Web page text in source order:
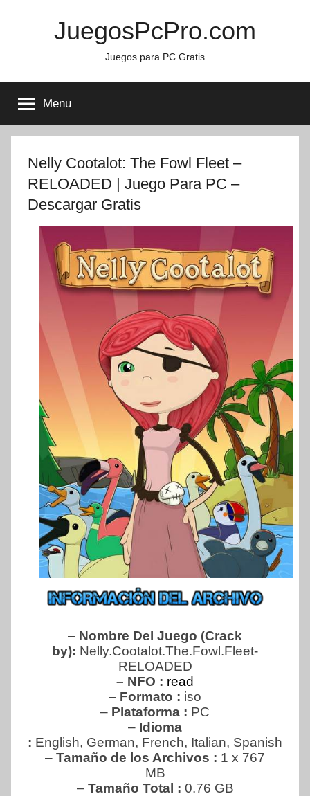
JuegosPcPro.com
Juegos para PC Gratis
Menu
Nelly Cootalot: The Fowl Fleet –
RELOADED | Juego Para PC –
Descargar Gratis
– Nombre Del Juego (Crack
by): Nelly.Cootalot.The.Fowl.Fleet-
RELOADED
– NFO : read
– Formato : iso
– Plataforma : PC
– Idioma
: English, German, French, Italian, Spanish
– Tamaño de los Archivos : 1 x 767
MB
– Tamaño Total : 0.76 GB